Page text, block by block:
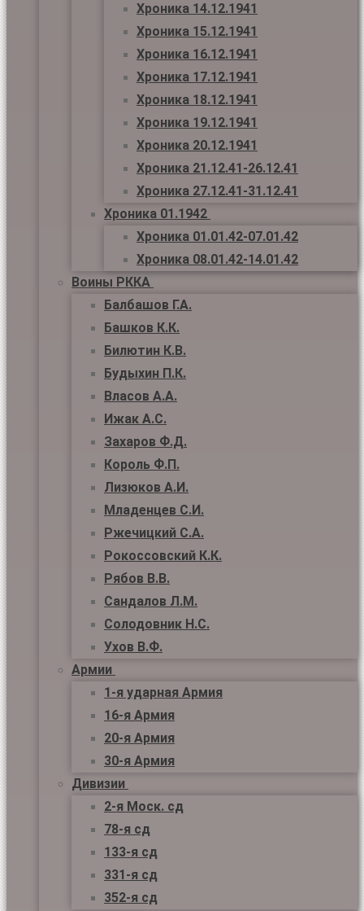
Хроника 14.12.1941
Хроника 15.12.1941
Хроника 16.12.1941
Хроника 17.12.1941
Хроника 18.12.1941
Хроника 19.12.1941
Хроника 20.12.1941
Хроника 21.12.41-26.12.41
Хроника 27.12.41-31.12.41
Хроника 01.1942
Хроника 01.01.42-07.01.42
Хроника 08.01.42-14.01.42
Воины РККА
Балбашов Г.А.
Башков К.К.
Билютин К.В.
Будыхин П.К.
Власов А.А.
Ижак А.С.
Захаров Ф.Д.
Король Ф.П.
Лизюков А.И.
Младенцев С.И.
Ржечицкий С.А.
Рокоссовский К.К.
Рябов В.В.
Сандалов Л.М.
Солодовник Н.С.
Ухов В.Ф.
Армии
1-я ударная Армия
16-я Армия
20-я Армия
30-я Армия
Дивизии
2-я Моск. сд
78-я сд
133-я сд
331-я сд
352-я сд